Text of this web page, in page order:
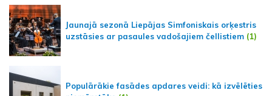
Jaunajā sezonā Liepājas Simfoniskais orķestris
uzstāsies ar pasaules vadošajiem čellistiem (1)
Populārākie fasādes apdares veidi: kā izvēlēties